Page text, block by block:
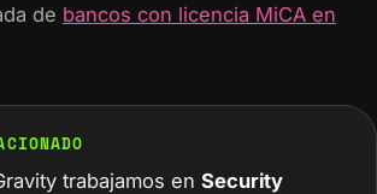
de bancos con licencia MiCA en
trabajamos en Security